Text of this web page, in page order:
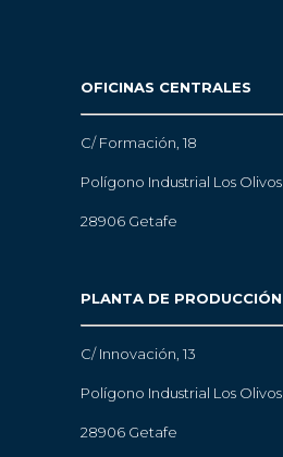
OFICINAS CENTRALES
C/ Formación, 18
Polígono Industrial Los Olivos
28906 Getafe
PLANTA DE PRODUCCIÓN
C/ Innovación, 13
Polígono Industrial Los Olivos
28906 Getafe